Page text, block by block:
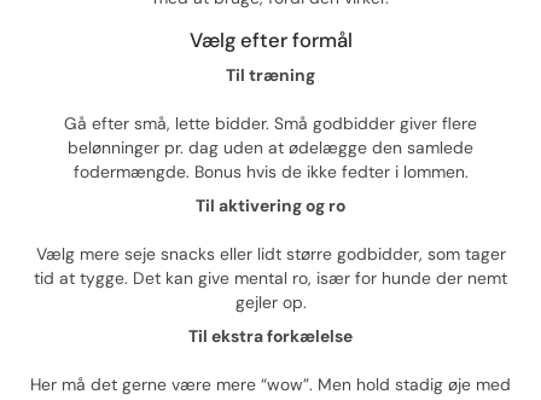
Vælg efter formål
Til træning
Gå efter små, lette bidder. Små godbidder giver flere
belønninger pr. dag uden at ødelægge den samlede
fodermængde. Bonus hvis de ikke fedter i lommen.
Til aktivering og ro
Vælg mere seje snacks eller lidt større godbidder, som tager
tid at tygge. Det kan give mental ro, især for hunde der nemt
gejler op.
Til ekstra forkælelse
Her må det gerne være mere “wow”. Men hold stadig øje med